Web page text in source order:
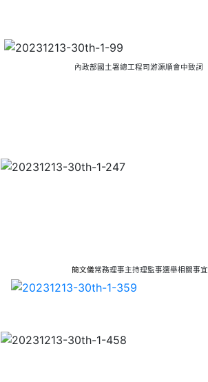
內政部國土署總工程司游源順會中致詞
簡文儀常務理事主持理監事選舉相關事宜